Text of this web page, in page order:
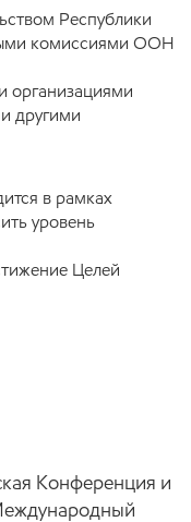
Республики
комиссиями ООН
организациями
другими
в рамках
уровень
Целей
Конференция и